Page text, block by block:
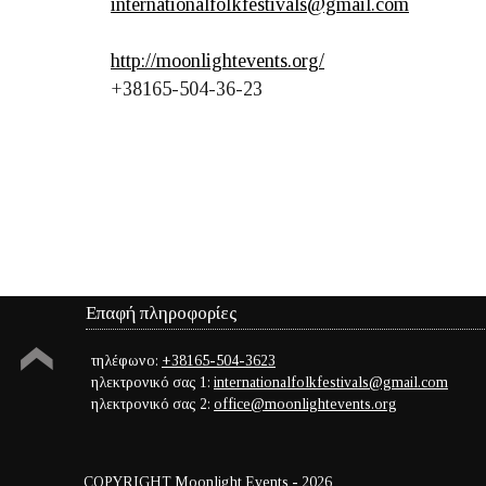
internationalfolkfestivals@gmail.com
http://moonlightevents.org/
+38165-504-36-23
Επαφή πληροφορίες
τηλέφωνο: +38165-504-3623
ηλεκτρονικό σας 1: internationalfolkfestivals@gmail.com
ηλεκτρονικό σας 2: office@moonlightevents.org
- 2026
COPYRIGHT Moonlight Events